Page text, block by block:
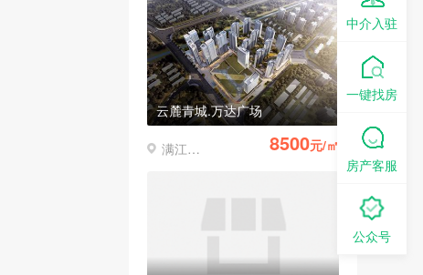
云麓青城.万达广场
满江凤仪 8500元/㎡
中介入驻
一键找房
房产客服
公众号